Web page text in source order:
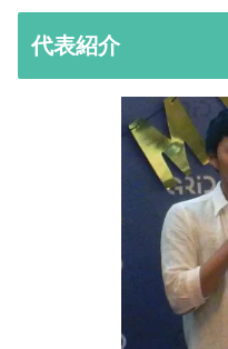
代表紹介